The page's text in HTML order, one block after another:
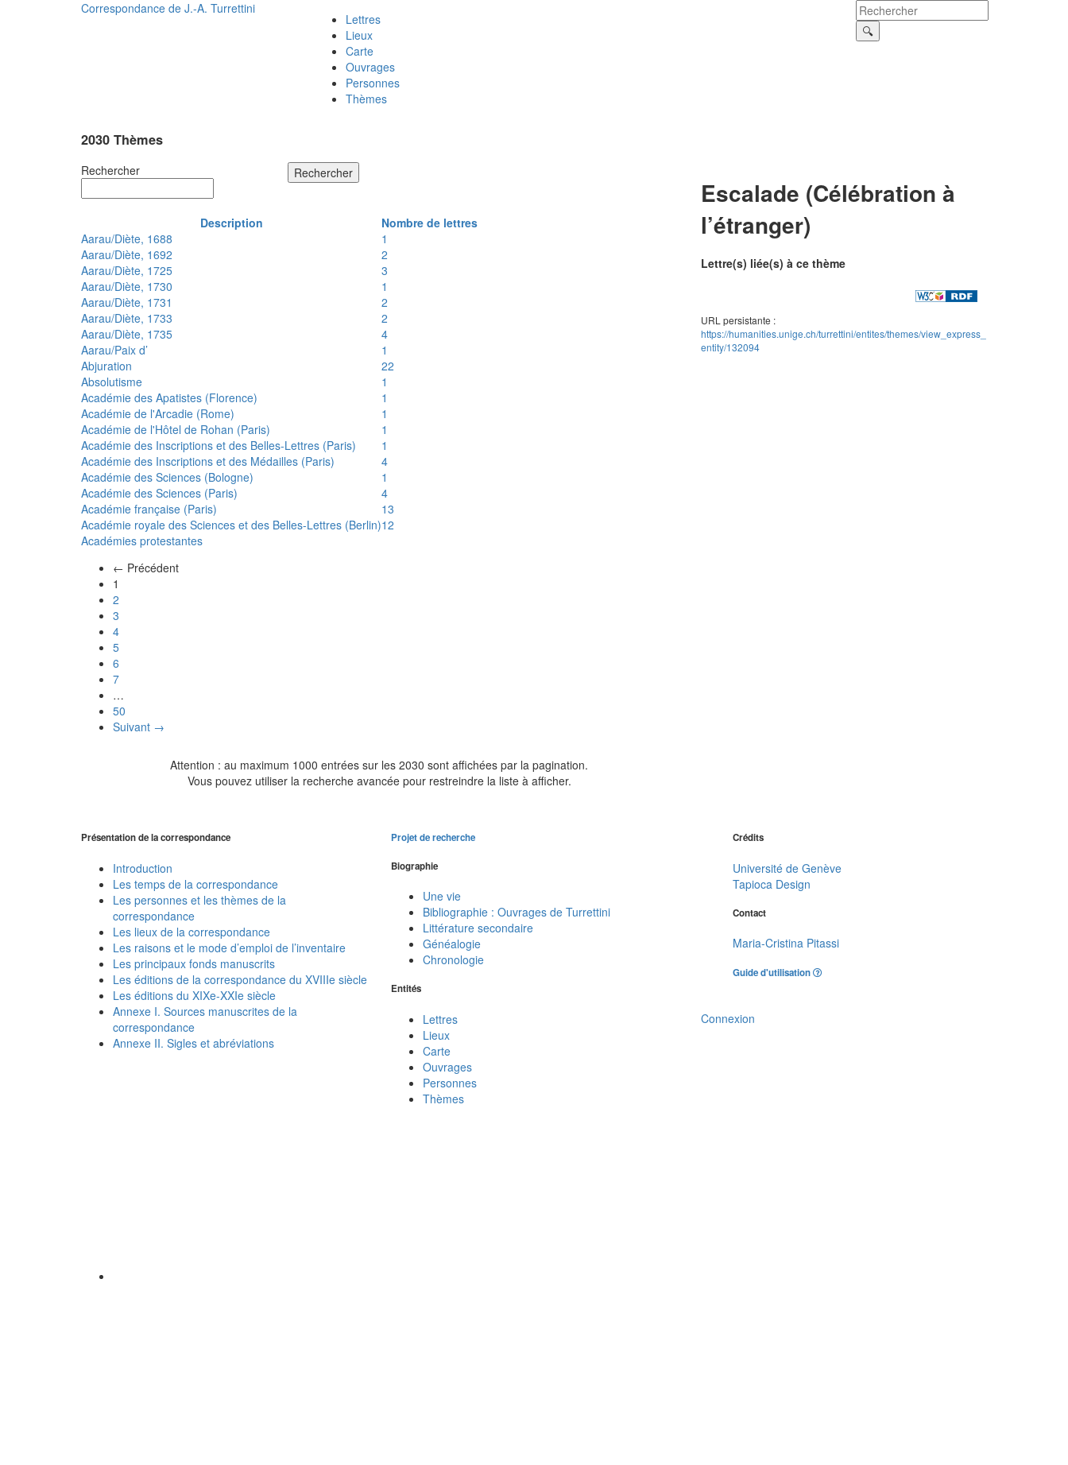
Correspondance de J.-A. Turrettini
Lettres
Lieux
Carte
Ouvrages
Personnes
Thèmes
2030 Thèmes
Rechercher Rechercher
Description
Nombre de lettres
Aarau/Diète, 1688
1
Aarau/Diète, 1692
2
Aarau/Diète, 1725
3
Aarau/Diète, 1730
1
Aarau/Diète, 1731
2
Aarau/Diète, 1733
2
Aarau/Diète, 1735
4
Aarau/Paix d’
1
Abjuration
22
Absolutisme
1
Académie des Apatistes (Florence)
1
Académie de l'Arcadie (Rome)
1
Académie de l'Hôtel de Rohan (Paris)
1
Académie des Inscriptions et des Belles-Lettres (Paris)
1
Académie des Inscriptions et des Médailles (Paris)
4
Académie des Sciences (Bologne)
1
Académie des Sciences (Paris)
4
Académie française (Paris)
13
Académie royale des Sciences et des Belles-Lettres (Berlin)12
Académies protestantes
← Précédent
1
2
3
4
5
6
7
…
50
Suivant →
Attention : au maximum 1000 entrées sur les 2030 sont affichées par la pagination.
Vous pouvez utiliser la recherche avancée pour restreindre la liste à afficher.
Escalade (Célébration à
l’étranger)
Lettre(s) liée(s) à ce thème
URL persistante :
https://humanities.unige.ch/turrettini/entites/themes/view_express_
entity/132094
Présentation de la correspondance
Introduction
Les temps de la correspondance
Les personnes et les thèmes de la
correspondance
Les lieux de la correspondance
Les raisons et le mode d’emploi de l’inventaire
Les principaux fonds manuscrits
Les éditions de la correspondance du XVIIIe siècle
Les éditions du XIXe-XXIe siècle
Annexe I. Sources manuscrites de la
correspondance
Annexe II. Sigles et abréviations
Projet de recherche
Biographie
Une vie
Bibliographie : Ouvrages de Turrettini
Littérature secondaire
Généalogie
Chronologie
Entités
Lettres
Lieux
Carte
Ouvrages
Personnes
Thèmes
Crédits
Université de Genève
Tapioca Design
Contact
Maria-Cristina Pitassi
Guide d'utilisation
Connexion